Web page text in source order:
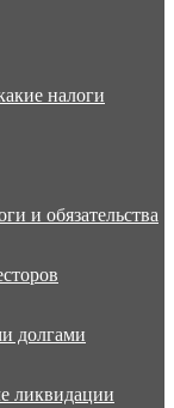
налоги
и обязательства
долгами
ликвидации